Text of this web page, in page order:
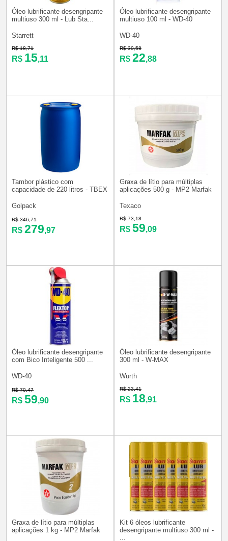
Óleo lubrificante desengripante
multiuso 300 ml - Lub Sta...
Starrett
R$ 18,71
R$ 15,11
Óleo lubrificante desengripante
multiuso 100 ml - WD-40
WD-40
R$ 30,58
R$ 22,88
Tambor plástico com
capacidade de 220 litros - TBEX
Golpack
R$ 346,71
R$ 279,97
Graxa de lítio para múltiplas
aplicações 500 g - MP2 Marfak
Texaco
R$ 73,18
R$ 59,09
Óleo lubrificante desengripante
com Bico Inteligente 500 ...
WD-40
R$ 70,47
R$ 59,90
Óleo lubrificante desengripante
300 ml - W-MAX
Wurth
R$ 23,41
R$ 18,91
Graxa de lítio para múltiplas
aplicações 1 kg - MP2 Marfak
Kit 6 óleos lubrificante
desengripante multiuso 300 ml -